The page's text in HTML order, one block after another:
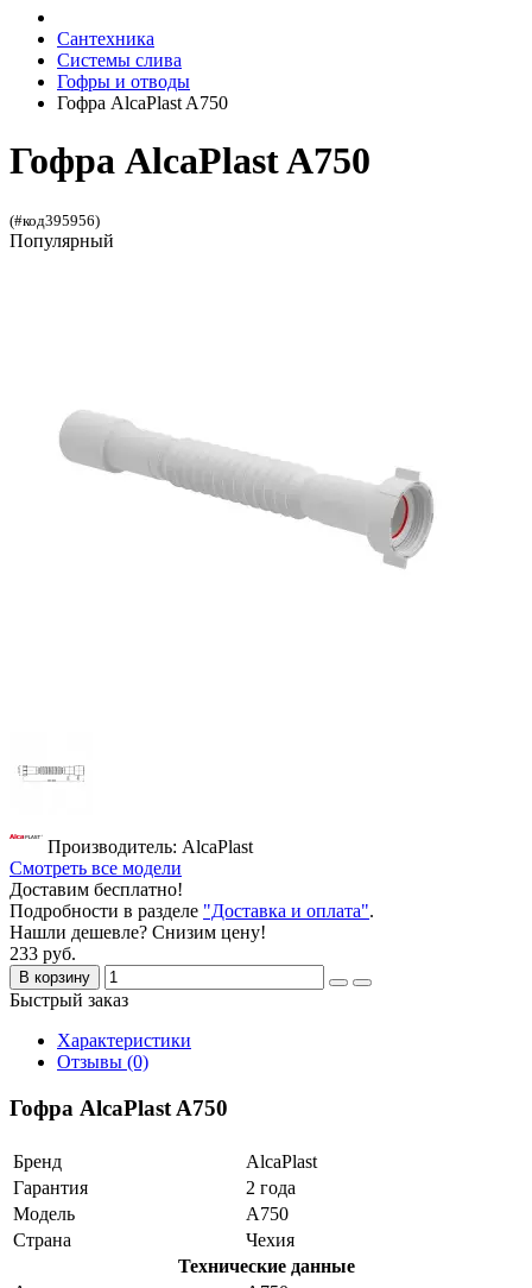
Сантехника
Системы слива
Гофры и отводы
Гофра AlcaPlast A750
Гофра AlcaPlast A750
(#код395956)
Популярный
Производитель: AlcaPlast
Смотреть все модели
Доставим бесплатно!
Подробности в разделе "Доставка и оплата".
Нашли дешевле? Снизим цену!
233 руб.
В корзину
Быстрый заказ
Характеристики
Отзывы (0)
Гофра AlcaPlast A750
Бренд
AlcaPlast
Гарантия
2 года
Модель
A750
Страна
Чехия
Технические данные